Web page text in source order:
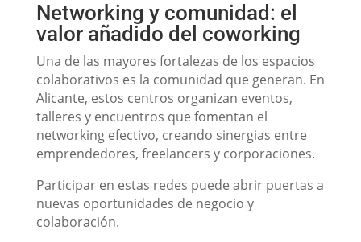
Networking y comunidad: el
valor añadido del coworking
Una de las mayores fortalezas de los espacios
colaborativos es la comunidad que generan. En
Alicante, estos centros organizan eventos,
talleres y encuentros que fomentan el
networking efectivo, creando sinergias entre
emprendedores, freelancers y corporaciones.
Participar en estas redes puede abrir puertas a
nuevas oportunidades de negocio y
colaboración.